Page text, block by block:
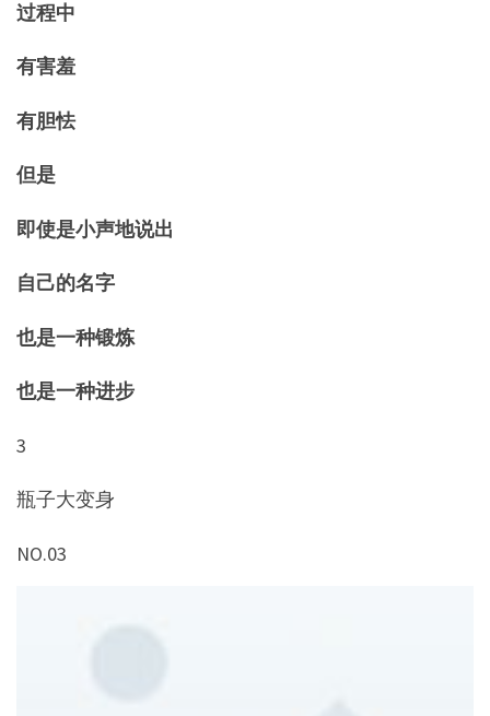
过程中
有害羞
有胆怯
但是
即使是小声地说出
自己的名字
也是一种锻炼
也是一种进步
3
瓶子大变身
NO.03